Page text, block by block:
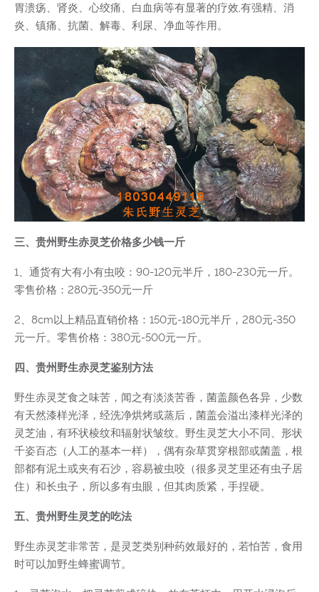
胃溃疡、肾炎、心绞痛、白血病等有显著的疗效,有强精、消
炎、镇痛、抗菌、解毒、利尿、净血等作用。
三、贵州野生赤灵芝价格多少钱一斤
1、通货有大有小有虫咬：90-120元半斤，180-230元一斤。
零售价格：280元-350元一斤
2、8cm以上精品直销价格：150元-180元半斤，280元-350
元一斤。零售价格：380元-500元一斤。
四、贵州野生赤灵芝鉴别方法
野生赤灵芝食之味苦，闻之有淡淡苦香，菌盖颜色各异，少数
有天然漆样光泽，经洗净烘烤或蒸后，菌盖会溢出漆样光泽的
灵芝油，有环状棱纹和辐射状皱纹。野生灵芝大小不同、形状
千姿百态（人工的基本一样），偶有杂草贯穿根部或菌盖，根
部都有泥土或夹有石沙，容易被虫咬（很多灵芝里还有虫子居
住）和长虫子，所以多有虫眼，但其肉质紧，手捏硬。
五、贵州野生灵芝的吃法
野生赤灵芝非常苦，是灵芝类别种药效最好的，若怕苦，食用
时可以加野生蜂蜜调节。